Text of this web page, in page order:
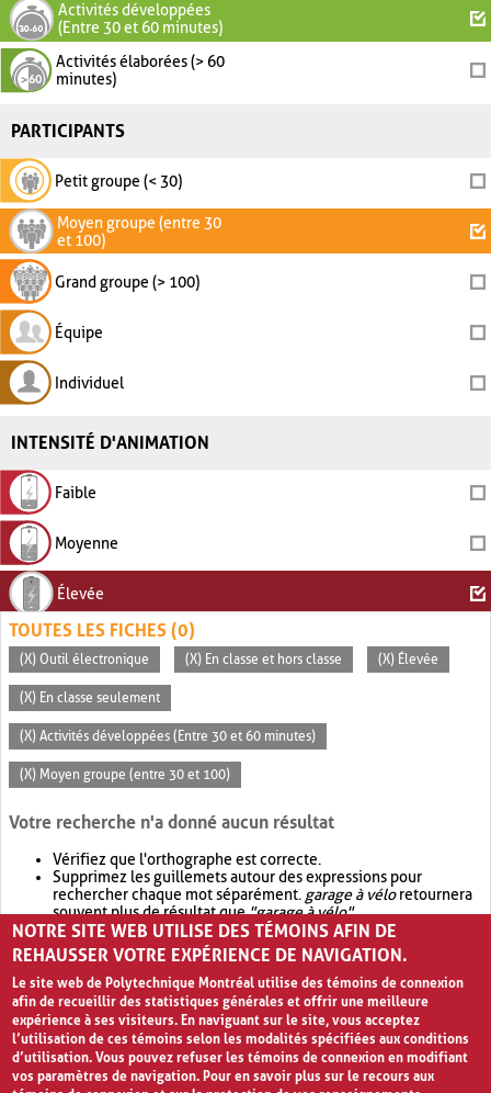
Activités développées
(Entre 30 et 60 minutes)
Activités élaborées (> 60
minutes)
PARTICIPANTS
Petit groupe (< 30)
Moyen groupe (entre 30
et 100)
Grand groupe (> 100)
Équipe
Individuel
INTENSITÉ D'ANIMATION
Faible
Moyenne
Élevée
TOUTES LES FICHES (0)
(X) Outil électronique (X) En classe et hors classe (X) Élevée
(X) En classe seulement
(X) Activités développées (Entre 30 et 60 minutes)
(X) Moyen groupe (entre 30 et 100)
Votre recherche n'a donné aucun résultat
Vérifiez que l'orthographe est correcte.
Supprimez les guillemets autour des expressions pour
rechercher chaque mot séparément. garage à véloretournera
souvent plus de résultat que"garage à vélo".
Envisagez d'élargir votre recherche avec OR.garage OR vélo
retournera souvent plus de résultat quegarage à vélo
NOTRE SITE WEB UTILISE DES TÉMOINS AFIN DE
REHAUSSER VOTRE EXPÉRIENCE DE NAVIGATION.
Le site web de Polytechnique Montréal utilise des témoins de connexion
afin de recueillir des statistiques générales et offrir une meilleure
expérience à ses visiteurs. En naviguant sur le site, vous acceptez
l’utilisation de ces témoins selon les modalités spécifiées aux conditions
d’utilisation. Vous pouvez refuser les témoins de connexion en modifiant
vos paramètres de navigation. Pour en savoir plus sur le recours aux